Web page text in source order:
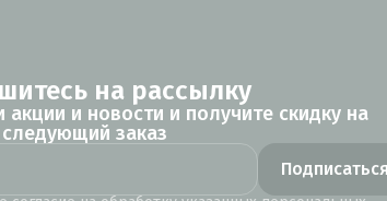
на рассылку
и новости и получите скидку на
следующий заказ
Подписаться